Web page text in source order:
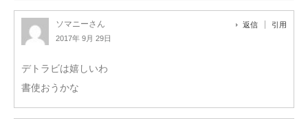
ソマニーさん
2017年 9月 29日
返信 引用
デトラビは嬉しいわ
書使おうかな